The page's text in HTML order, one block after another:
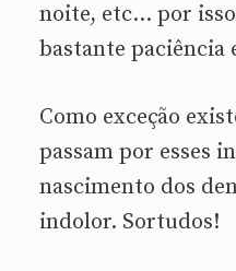
noite, etc… por isso
bastante paciência
Como exceção
passam por esses
nascimento dos
indolor. Sortudos!